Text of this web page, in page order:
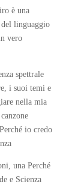
è una
del linguaggio
vero
spettrale
i suoi temi e
nella mia
io credo
una Perché
e Scienza